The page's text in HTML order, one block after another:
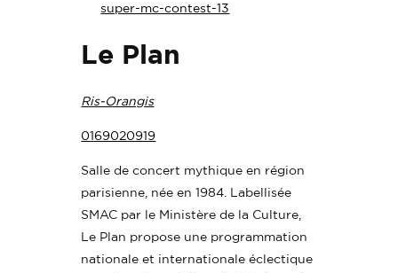
super-mc-contest-13
Le Plan
Ris-Orangis
0169020919
Salle de concert mythique en région
parisienne, née en 1984. Labellisée
SMAC par le Ministère de la Culture,
Le Plan propose une programmation
nationale et internationale éclectique